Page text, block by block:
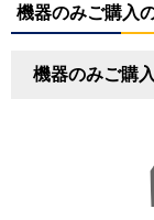
機器のみご購入
機器のみご購